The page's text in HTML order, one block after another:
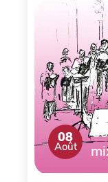
08
Août